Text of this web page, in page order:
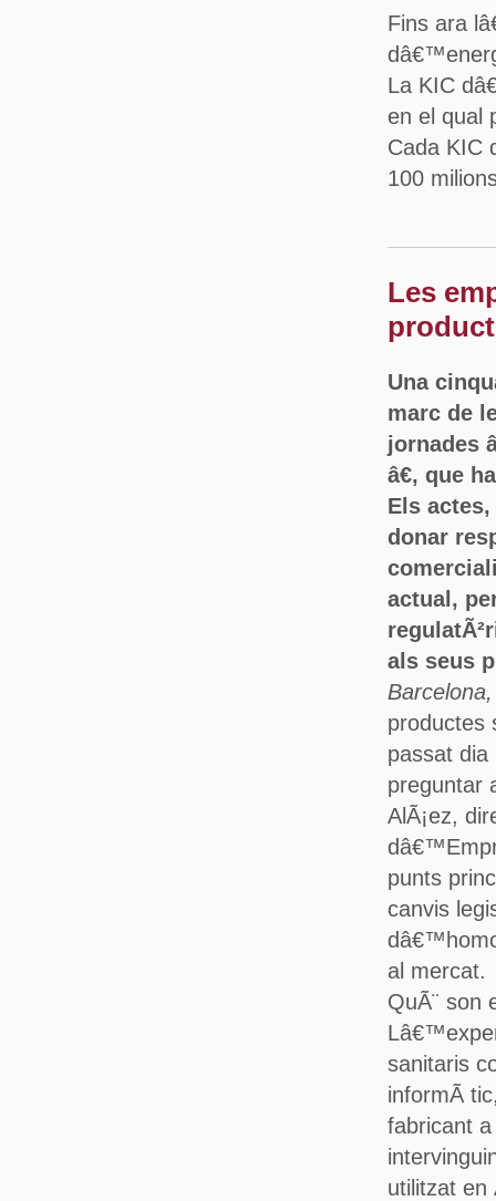
Fins ara
La KIC
en el qual
Cada KIC
100
Les
Una
marc de
jornades
â€, que
Els
donar
actual,
als seus
productes
passat dia
preguntar
AlÃ¡ez,
punts
canvis
al mercat.
QuÃ¨ son
sanitaris
informÃ
fabricant
utilitzat en